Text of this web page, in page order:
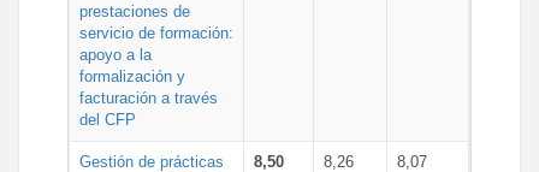
prestaciones de
servicio de formación:
apoyo a la
formalización y
facturación a través
del CFP
Gestión de prácticas
8,50 8,26 8,07